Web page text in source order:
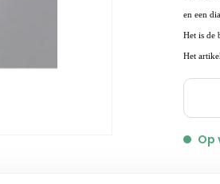
en een
Het is de
Het
Op